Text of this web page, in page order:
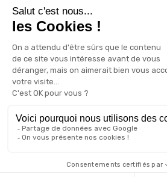
Recherche emploi dev junior À
Conclusions
Ce bilan met en évidence la
reconversion de Monsieur Leroy.
motivation et son potentiel lui
sa transition vers le métier de
compétences techniques
son premier emploi dans ce